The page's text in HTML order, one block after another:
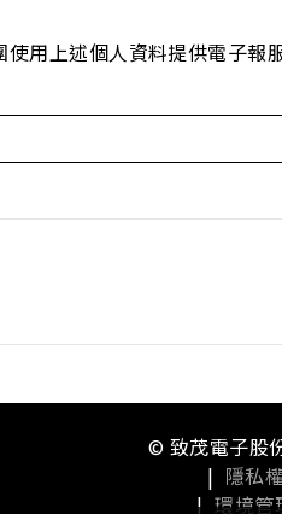
用上述個人資料提供電子報
© 致茂電子股
| 隱私
| 環境管